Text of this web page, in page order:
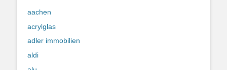
aachen
acrylglas
adler immobilien
aldi